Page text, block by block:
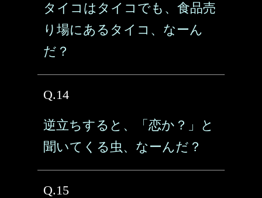
タイコはタイコでも、食品売
り場にあるタイコ、なーん
だ？
Q.14
逆立ちすると、「恋か？」と
聞いてくる虫、なーんだ？
Q.15